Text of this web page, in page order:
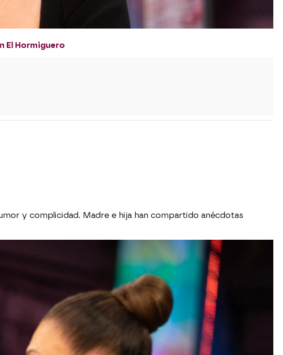
El Hormiguero
y complicidad. Madre e hija han compartido anécdotas